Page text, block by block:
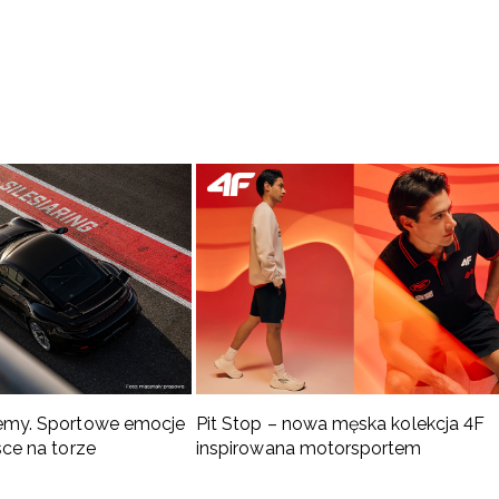
Sportowe emocje
na torze
Pit Stop – nowa męska kolekcja 4F
inspirowana motorsportem